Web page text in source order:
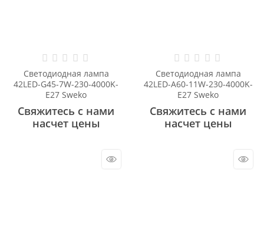
Светодиодная лампа
42LED-G45-7W-230-4000K-
E27 Sweko
Свяжитесь с нами
насчет цены
Светодиодная лампа
42LED-A60-11W-230-4000K-
E27 Sweko
Свяжитесь с нами
насчет цены